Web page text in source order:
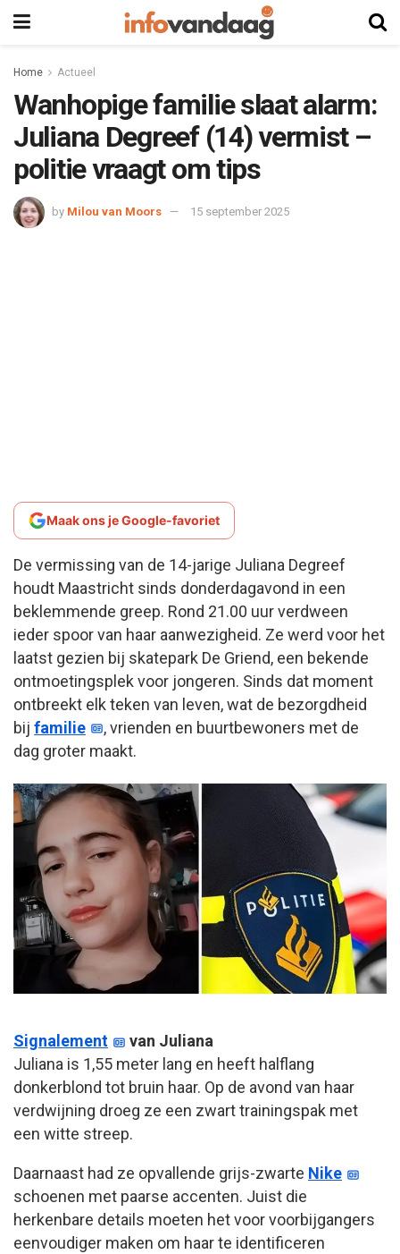
Home Actueel
Wanhopige familie slaat alarm:
Juliana Degreef (14) vermist –
politie vraagt om tips
by Milou van Moors 15 september 2025
Maak ons je Google-favoriet
De vermissing van de 14-jarige Juliana Degreef
houdt Maastricht sinds donderdagavond in een
beklemmende greep. Rond 21.00 uur verdween
ieder spoor van haar aanwezigheid. Ze werd voor het
laatst gezien bij skatepark De Griend, een bekende
ontmoetingsplek voor jongeren. Sinds dat moment
ontbreekt elk teken van leven, wat de bezorgdheid
bij familie
, vrienden en buurtbewoners met de
dag groter maakt.
Signalement
van Juliana
Juliana is 1,55 meter lang en heeft halflang
donkerblond tot bruin haar. Op de avond van haar
verdwijning droeg ze een zwart trainingspak met
een witte streep.
Daarnaast had ze opvallende grijs-zwarte Nike
schoenen met paarse accenten. Juist die
herkenbare details moeten het voor voorbijgangers
eenvoudiger maken om haar te identificeren